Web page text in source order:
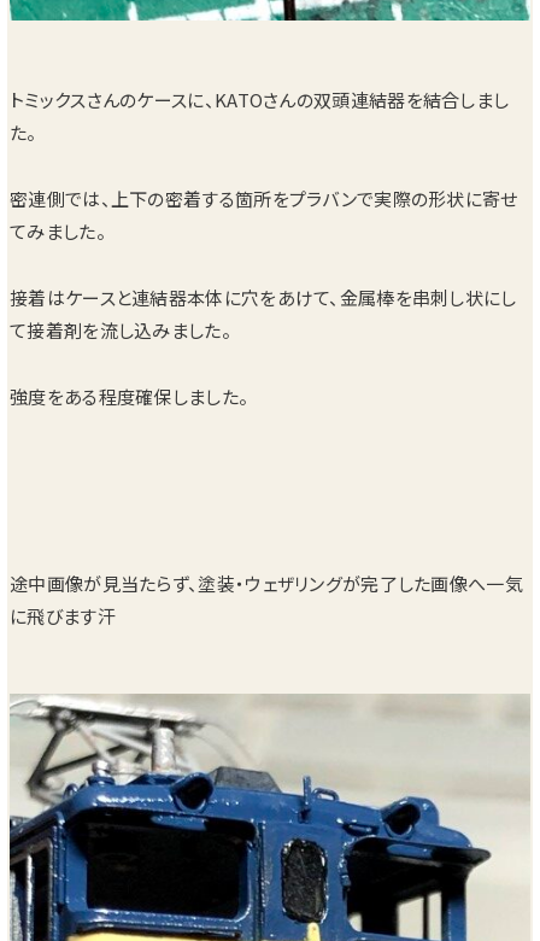
トミックスさんのケースに、KATOさんの双頭連結器を結合しまし
た。
密連側では、上下の密着する箇所をプラバンで実際の形状に寄せ
てみました。
接着はケースと連結器本体に穴をあけて、金属棒を串刺し状にし
て接着剤を流し込みました。
強度をある程度確保しました。
途中画像が見当たらず、塗装・ウェザリングが完了した画像へ一気
に飛びます汗